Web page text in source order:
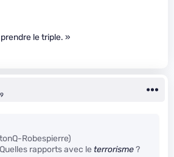
le triple. »
Robespierre)
rapports avec le terrorisme?